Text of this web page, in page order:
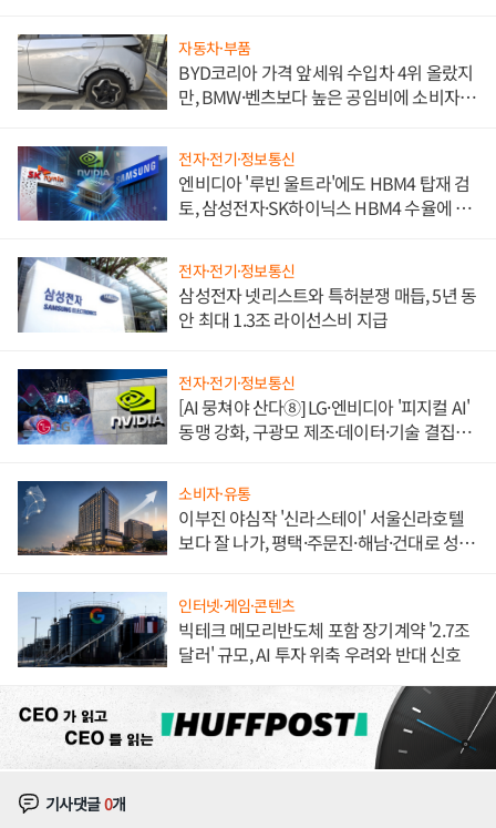
자동차·부품
BYD코리아 가격 앞세워 수입차 4위 올랐지
만, BMW·벤츠보다 높은 공임비에 소비자
전자·전기·정보통신
엔비디아 '루빈 울트라'에도 HBM4 탑재 검
토, 삼성전자·SK하이닉스 HBM4 수율에 주
전자·전기·정보통신
삼성전자 넷리스트와 특허분쟁 매듭, 5년 동
안 최대 1.3조 라이선스비 지급
전자·전기·정보통신
[AI 뭉쳐야 산다⑧] LG·엔비디아 '피지컬 AI'
동맹 강화, 구광모 제조·데이터·기술 결집
소비자·유통
이부진 야심작 '신라스테이' 서울신라호텔
보다 잘 나가, 평택·주문진·해남·건대로 성
인터넷·게임·콘텐츠
빅테크 메모리반도체 포함 장기계약 '2.7조
달러' 규모, AI 투자 위축 우려와 반대 신호
기사댓글0개